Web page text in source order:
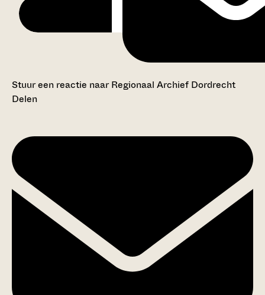
Stuur een reactie naar Regionaal Archief Dordrecht
Delen